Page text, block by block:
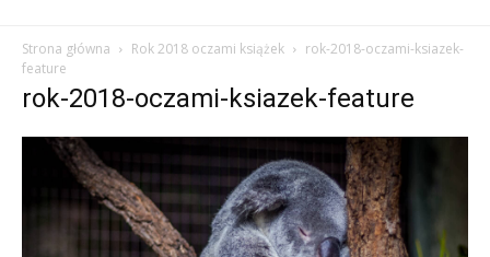
Strona główna Rok 2018 oczami książek
rok-2018-oczami-ksiazek-
feature
rok-2018-oczami-ksiazek-feature